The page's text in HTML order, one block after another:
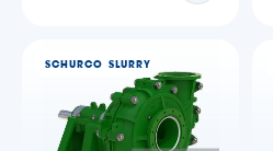
SCHURCO SLURRY